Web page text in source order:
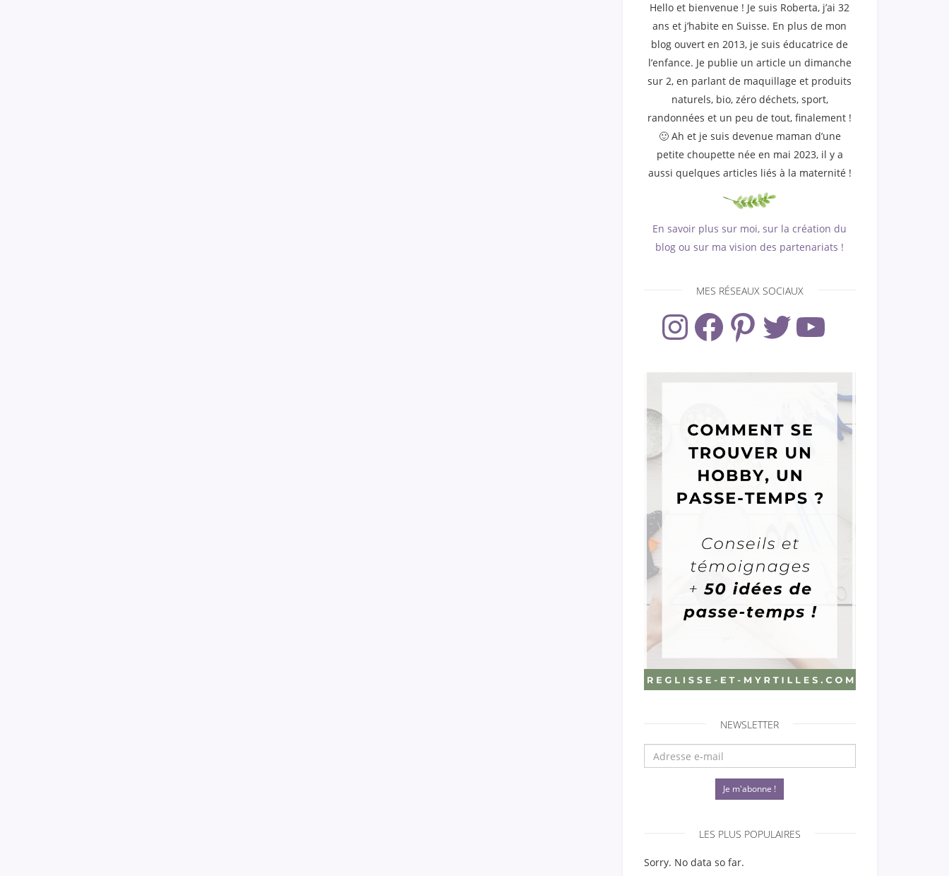
Hello et bienvenue ! Je suis Roberta, j’ai 32
ans et j’habite en Suisse. En plus de mon
blog ouvert en 2013, je suis éducatrice de
l’enfance. Je publie un article un dimanche
sur 2, en parlant de maquillage et produits
naturels, bio, zéro déchets, sport,
randonnées et un peu de tout, finalement !
🙂 Ah et je suis devenue maman d’une
petite choupette née en mai 2023, il y a
aussi quelques articles liés à la maternité !
En savoir plus sur moi, sur la création du
blog ou sur ma vision des partenariats !
MES RÉSEAUX SOCIAUX
InstagramFacebookPinterestTwitter YouTube
NEWSLETTER
Je m'abonne !
LES PLUS POPULAIRES
Sorry. No data so far.